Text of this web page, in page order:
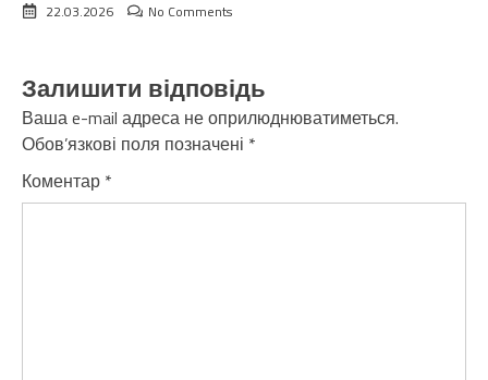
22.03.2026
No Comments
Залишити відповідь
Ваша e-mail адреса не оприлюднюватиметься.
Обов’язкові поля позначені *
Коментар *